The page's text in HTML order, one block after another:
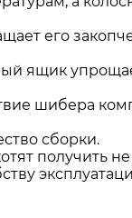
его
ящик
шибера
сборки.
получить не